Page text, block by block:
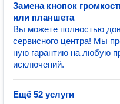
Замена кнопок
или планшета
Вы можете полностью
сервисного центра! Мы
ную гарантию на любую
исключений.
Ещё 52 услуги